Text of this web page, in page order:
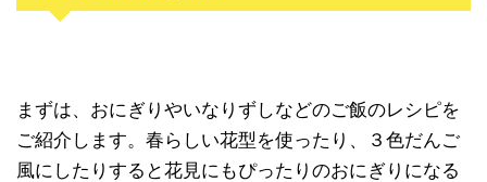
まずは、おにぎりやいなりずしなどのご飯のレシピを
ご紹介します。春らしい花型を使ったり、３色だんご
風にしたりすると花見にもぴったりのおにぎりになる